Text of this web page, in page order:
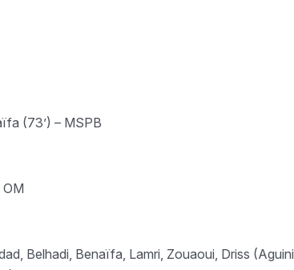
(73’) – MSPB
OM
Belhadi, Benaïfa, Lamri, Zouaoui, Driss (Aguini